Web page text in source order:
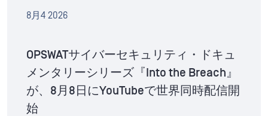
8月4 2026
OPSWATサイバーセキュリティ・ドキュ
メンタリーシリーズ『Into the Breach』
が、8月8日にYouTubeで世界同時配信開
始